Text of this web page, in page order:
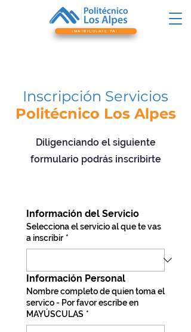
¡MATRICÚLATE YA!
Inscripción Servicios
Politécnico Los Alpes
Diligenciando el siguiente
formulario podrás inscribirte
Información del Servicio
Selecciona el servicio al que te vas
a inscribir *
Información Personal
Nombre completo de quien toma el
servico - Por favor escribe en
MAYÚSCULAS *